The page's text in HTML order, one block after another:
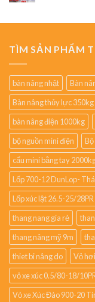
TÌM SẢN PHẨM
bàn nâng nhật
Bàn
Bàn nâng thủy lực
bàn nâng điện 1000kg
bộ nguồn mini điện
cẩu mini bằng tay
Lốp 700-12 DunLop-
Lốp xúc lật 26.5-25/
thang nang gia rẻ
thang nâng mỹ 9m
thiet bi nâng do
Vỏ
vỏ xe xúc 0.5/80-18/
Vỏ xe Xúc Đào 900-20